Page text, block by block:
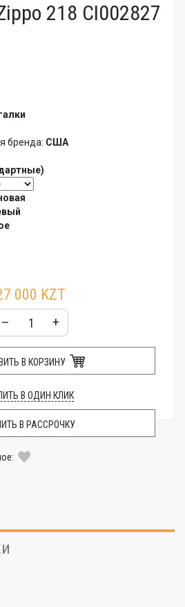
218 CI002827
бренда: США
000 KZT
– +
В КОРЗИНУ
В ОДИН КЛИК
В РАССРОЧКУ